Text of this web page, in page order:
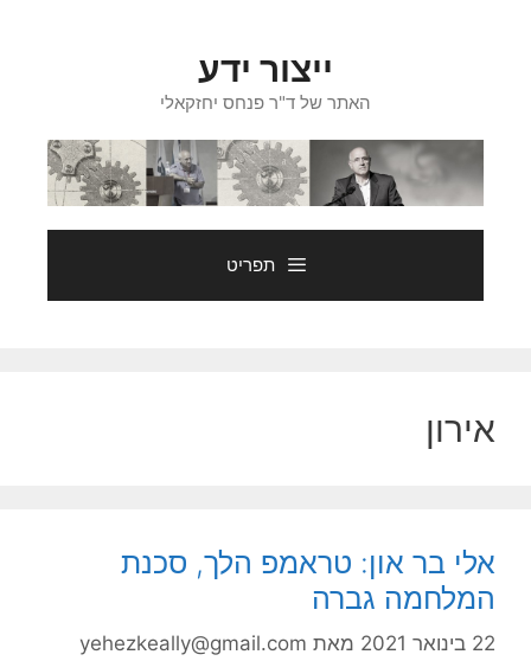
ייצור ידע
האתר של ד"ר פנחס יחזקאלי
תפריט
אירון
אלי בר און: טראמפ הלך, סכנת
המלחמה גברה
22 בינואר 2021 מאת yehezkeally@gmail.com